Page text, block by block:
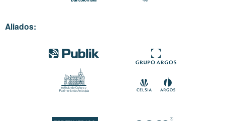
Aliados: